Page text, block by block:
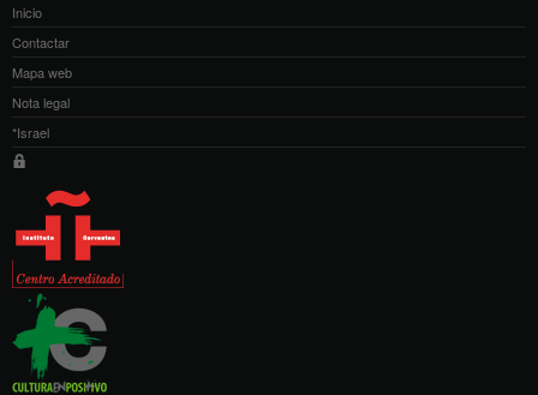
Inicio
Contactar
Mapa web
Nota legal
*Israel